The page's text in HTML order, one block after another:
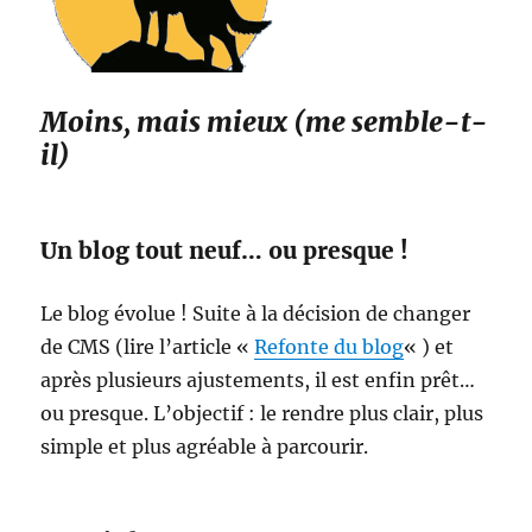
Moins, mais mieux (me semble-t-
il)
Un blog tout neuf… ou presque !
Le blog évolue ! Suite à la décision de changer
de CMS (lire l’article «Refonte du blog« ) et
après plusieurs ajustements, il est enfin prêt…
ou presque. L’objectif : le rendre plus clair, plus
simple et plus agréable à parcourir.